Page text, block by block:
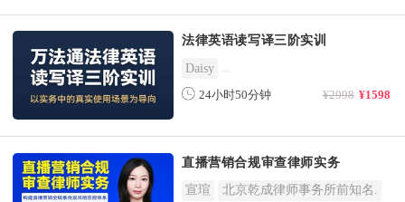
法律英语读写译三阶实训
Daisy
24小时50分钟 ¥2998 ¥1598
直播营销合规审查律师实务
宣瑄 北京乾成律师事务所前知名.